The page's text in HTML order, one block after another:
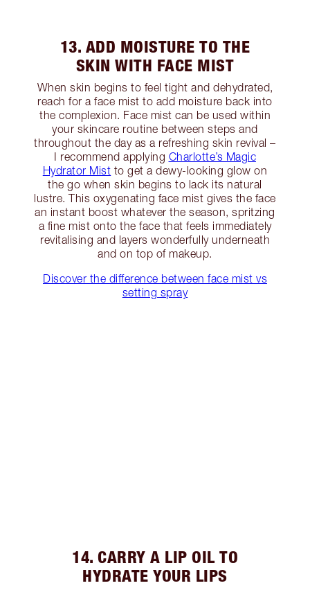
13. ADD MOISTURE TO THE
SKIN WITH FACE MIST
When skin begins to feel tight and dehydrated,
reach for a face mist to add moisture back into
the complexion. Face mist can be used within
your skincare routine between steps and
throughout the day as a refreshing skin revival –
I recommend applying Charlotte’s Magic
Hydrator Mist to get a dewy-looking glow on
the go when skin begins to lack its natural
lustre. This oxygenating face mist gives the face
an instant boost whatever the season, spritzing
a fine mist onto the face that feels immediately
revitalising and layers wonderfully underneath
and on top of makeup.
Discover the difference between face mist vs
setting spray
14. CARRY A LIP OIL TO
HYDRATE YOUR LIPS